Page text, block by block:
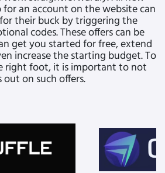
an account on the website can
their buck by triggering the
codes. These offers can be
get you started for free, extend
increase the starting budget. To
right foot, it is important to not
out on such offers.